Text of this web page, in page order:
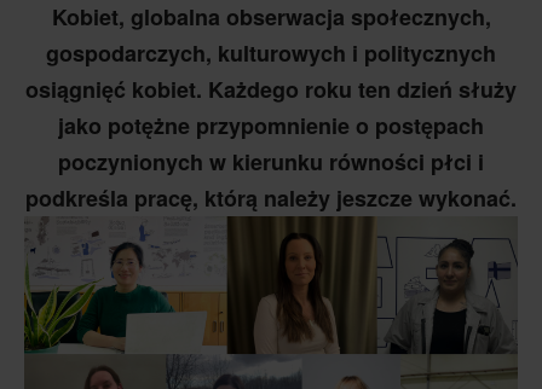
Kobiet, globalna obserwacja społecznych,
gospodarczych, kulturowych i politycznych
osiągnięć kobiet. Każdego roku ten dzień służy
jako potężne przypomnienie o postępach
poczynionych w kierunku równości płci i
podkreśla pracę, którą należy jeszcze wykonać.